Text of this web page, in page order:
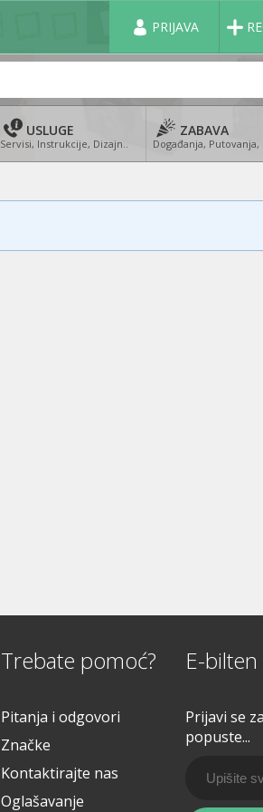
PRIJAVA
USLUGE
Servisi, Instrukcije, Dizajn..
ZABAVA
Događanja, Putovanja,
Trebate pomoć?
Pitanja i odgovori
Značke
Kontaktirajte nas
Oglašavanje
E-bilten
Prijavi se
popuste...